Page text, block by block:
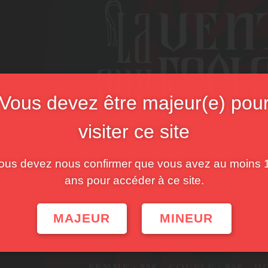
devez être majeur(e)
visiter ce site
devez nous confirmer que vous avez au moins
ans pour accéder à ce site.
MAJEUR MINEUR